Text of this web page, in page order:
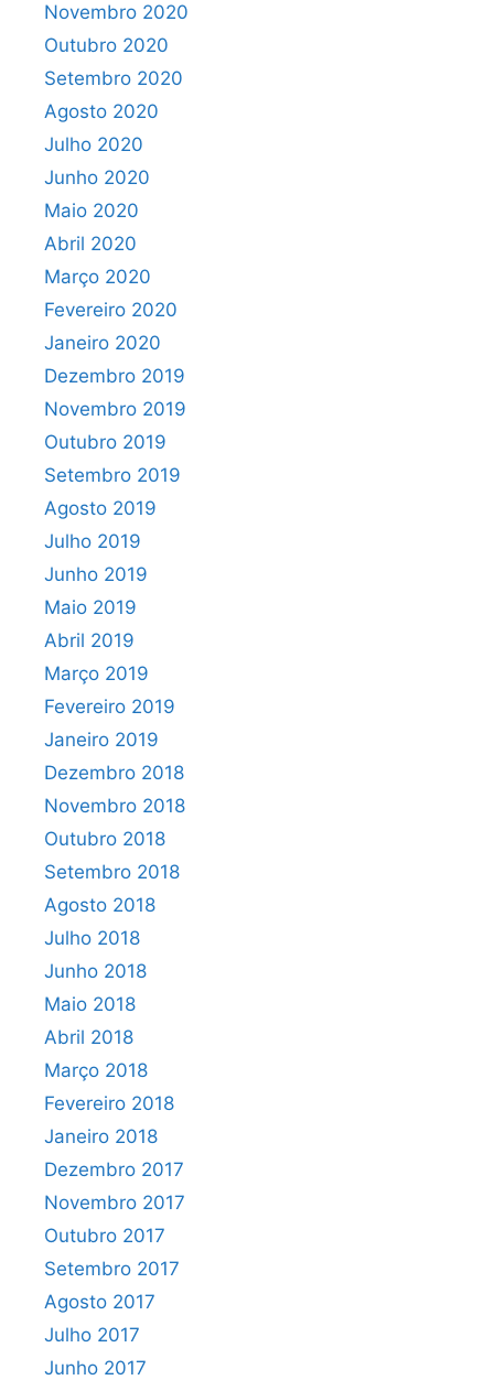
Novembro 2020
Outubro 2020
Setembro 2020
Agosto 2020
Julho 2020
Junho 2020
Maio 2020
Abril 2020
Março 2020
Fevereiro 2020
Janeiro 2020
Dezembro 2019
Novembro 2019
Outubro 2019
Setembro 2019
Agosto 2019
Julho 2019
Junho 2019
Maio 2019
Abril 2019
Março 2019
Fevereiro 2019
Janeiro 2019
Dezembro 2018
Novembro 2018
Outubro 2018
Setembro 2018
Agosto 2018
Julho 2018
Junho 2018
Maio 2018
Abril 2018
Março 2018
Fevereiro 2018
Janeiro 2018
Dezembro 2017
Novembro 2017
Outubro 2017
Setembro 2017
Agosto 2017
Julho 2017
Junho 2017